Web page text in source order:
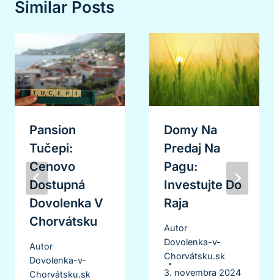
Similar Posts
Pansion
Tučepi:
Cenovo
Dostupná
Dovolenka V
Chorvátsku
Autor
Dovolenka-v-
Chorvátsku.sk
Domy Na
Predaj Na
Pagu:
Investujte Do
Raja
Autor
Dovolenka-v-
Chorvátsku.sk
3. novembra 2024